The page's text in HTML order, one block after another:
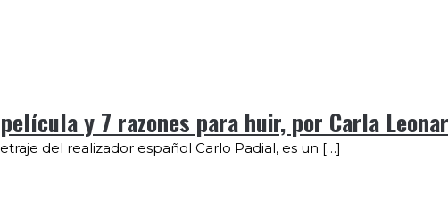
y 7 razones para huir, por Carla
del realizador español Carlo Padial, es un […]